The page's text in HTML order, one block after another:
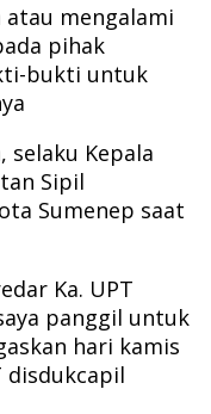
atau mengalami
pihak
bukti untuk
selaku Kepala
Sipil
Sumenep saat
Ka. UPT
panggil untuk
hari kamis
disdukcapil